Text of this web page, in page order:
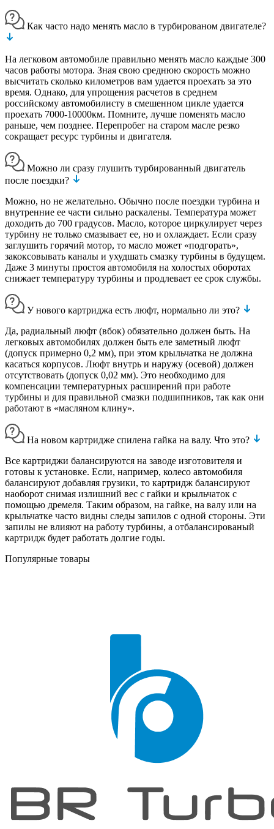
Как часто надо менять масло в турбированом двигателе?
На легковом автомобиле правильно менять масло каждые 300
часов работы мотора. Зная свою среднюю скорость можно
высчитать сколько километров вам удается проехать за это
время. Однако, для упрощения расчетов в среднем
российскому автомобилисту в смешенном цикле удается
проехать 7000-10000км. Помните, лучше поменять масло
раньше, чем позднее. Перепробег на старом масле резко
сокращает ресурс турбины и двигателя.
Можно ли сразу глушить турбированный двигатель
после поездки?
Можно, но не желательно. Обычно после поездки турбина и
внутренние ее части сильно раскалены. Температура может
доходить до 700 градусов. Масло, которое циркулирует через
турбину не только смазывает ее, но и охлаждает. Если сразу
заглушить горячий мотор, то масло может «подгорать»,
закоксовывать каналы и ухудшать смазку турбины в будущем.
Даже 3 минуты простоя автомобиля на холостых оборотах
снижает температуру турбины и продлевает ее срок службы.
У нового картриджа есть люфт, нормально ли это?
Да, радиальный люфт (вбок) обязательно должен быть. На
легковых автомобилях должен быть еле заметный люфт
(допуск примерно 0,2 мм), при этом крыльчатка не должна
касаться корпусов. Люфт внутрь и наружу (осевой) должен
отсутствовать (допуск 0,02 мм). Это необходимо для
компенсации температурных расширений при работе
турбины и для правильной смазки подшипников, так как они
работают в «масляном клину».
На новом картридже спилена гайка на валу. Что это?
Все картриджи балансируются на заводе изготовителя и
готовы к установке. Если, например, колесо автомобиля
балансируют добавляя грузики, то картридж балансируют
наоборот снимая излишний вес с гайки и крыльчаток с
помощью дремеля. Таким образом, на гайке, на валу или на
крыльчатке часто видны следы запилов с одной стороны. Эти
запилы не влияют на работу турбины, а отбалансированый
картридж будет работать долгие годы.
Популярные товары